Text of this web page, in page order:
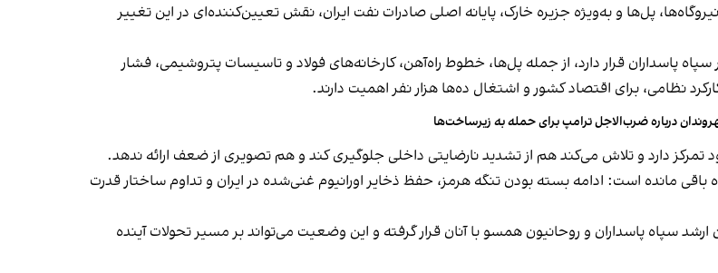
پل‌ها و به‌ویژه جزیره خارک، پایانه اصلی صادرات نفت ایران، نقش تعیین‌کننده‌ای در این تغییر
پاسداران قرار دارد، از جمله پل‌ها، خطوط راه‌آهن، کارخانه‌های فولاد و تاسیسات پتروشیمی، فشار
نظامی، برای اقتصاد کشور و اشتغال ده‌ها هزار نفر اهمیت دارند.
درباره ضرب‌الاجل ترامپ برای حمله به زیر‌ساخت‌ها
دارد و تلاش می‌کند هم از تشدید نارضایتی داخلی جلوگیری کند و هم تصویری از ضعف ارائه ندهد.
مانده است: ادامه بسته بودن تنگه هرمز، حفظ ذخایر اورانیوم غنی‌شده در ایران و تداوم ساختار قدرت
سپاه پاسداران و روحانیون همسو با آنان قرار گرفته و این وضعیت می‌تواند بر مسیر تحولات آینده